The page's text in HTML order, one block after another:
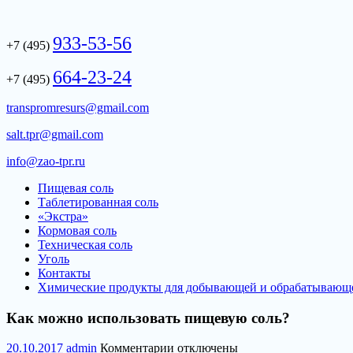
content
+7 (495) 933-53-56
+7 (495) 664-23-24
transpromresurs@gmail.com
salt.tpr@gmail.com
info@zao-tpr.ru
Пищевая соль
Таблетированная соль
«Экстра»
Кормовая соль
Техническая соль
Уголь
Контакты
Химические продукты для добывающей и
Как можно использовать пищевую соль?
20.10.2017 admin Комментарии котключены